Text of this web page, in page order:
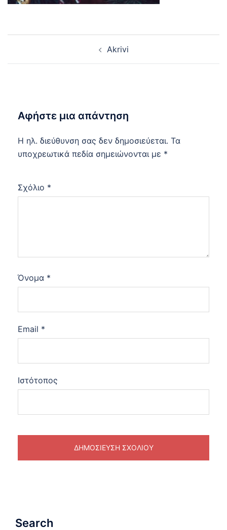
Akrivi
Αφήστε μια απάντηση
Η ηλ. διεύθυνση σας δεν δημοσιεύεται. Τα
υποχρεωτικά πεδία σημειώνονται με *
Σχόλιο *
Όνομα *
Email *
Ιστότοπος
Search